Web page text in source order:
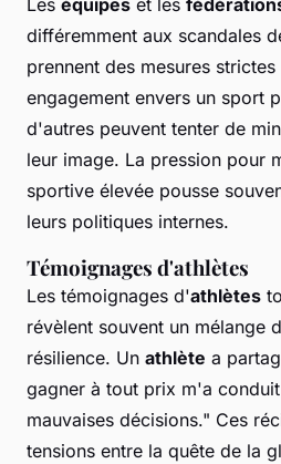
Les équipes et les
différemment aux scandales
prennent des mesures
engagement envers un sport
d'autres peuvent tenter de
leur image. La pression pour
sportive élevée pousse
leurs politiques internes.
Témoignages d'athlètes
Les témoignages d'athlètes
révèlent souvent un mélange
résilience. Un athlète a
gagner à tout prix m'a
mauvaises décisions." Ces
tensions entre la quête de la